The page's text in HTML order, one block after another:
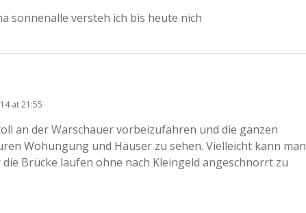
sonnenalle versteh ich bis heute nich
at 21:55
an der Warschauer vorbeizufahren und die ganzen
Wohungung und Häuser zu sehen. Vielleicht kann man
Brücke laufen ohne nach Kleingeld angeschnorrt zu